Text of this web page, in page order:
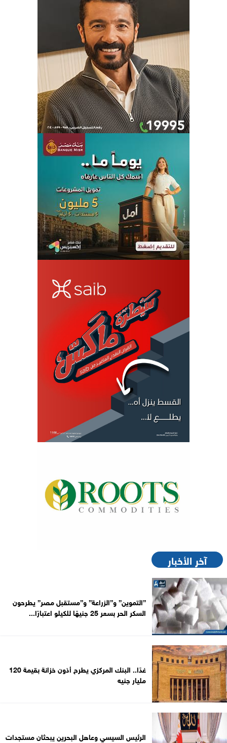
آخر الأخبار
”التموين” و”الزراعة” و”مستقبل مصر” يطرحون
السكر الحر بسعر 25 جنيهًا للكيلو اعتبارًا...
غدًا.. البنك المركزي يطرح أذون خزانة بقيمة 120
مليار جنيه
الرئيس السيسي وعاهل البحرين يبحثان مستجدات